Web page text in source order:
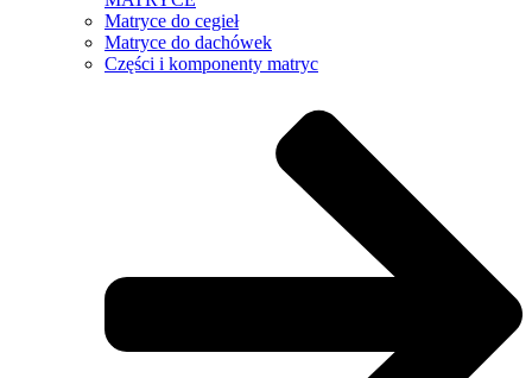
Matryce do cegieł
Matryce do dachówek
Części i komponenty matryc